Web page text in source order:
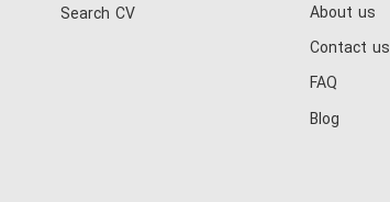
Search CV
About us
Contact us
FAQ
Blog